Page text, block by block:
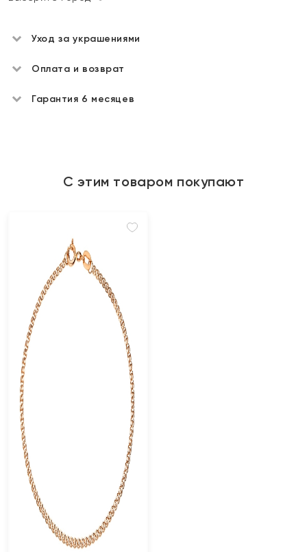
Уход за украшениями
Оплата и возврат
Гарантия 6 месяцев
С этим товаром покупают